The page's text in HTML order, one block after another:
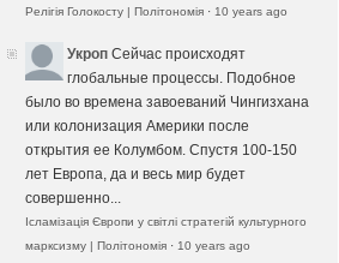
Релігія Голокосту | Політономія · 10 years ago
Укроп Сейчас происходят
глобальные процессы. Подобное
было во времена завоеваний Чингизхана
или колонизация Америки после
открытия ее Колумбом. Спустя 100-150
лет Европа, да и весь мир будет
совершенно...
Ісламізація Європи у світлі стратегій культурного
марксизму | Політономія · 10 years ago